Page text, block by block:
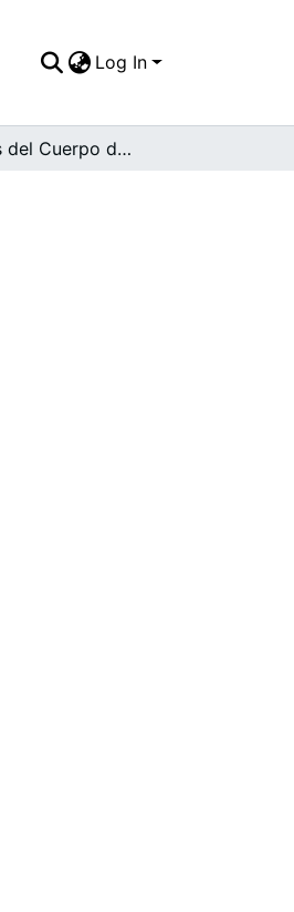
Log In
Maniobras del Cuerpo de Bomberos, paso de lancero